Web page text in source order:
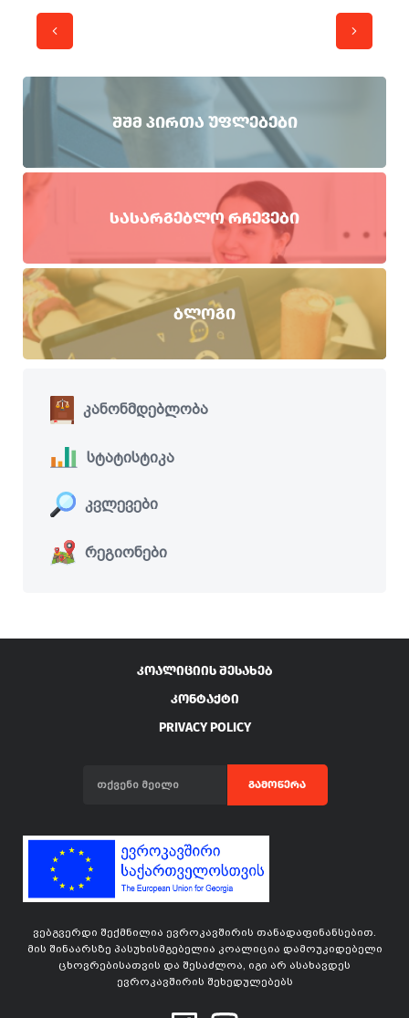
ᲨᲨᲛ ᲞᲘᲠᲗᲐ ᲣᲤᲚᲔᲑᲔᲑᲘ
ᲡᲐᲡᲐᲠᲒᲔᲑᲚᲝ ᲠᲩᲔᲕᲔᲑᲘ
ᲑᲚᲝᲒᲘ
კანონმდებლობა
სტატისტიკა
კვლევები
რეგიონები
ᲙᲝᲐᲚᲘᲪᲘᲘᲡ ᲨᲔᲡᲐᲮᲔᲑ
ᲙᲝᲜᲢᲐᲥᲢᲘ
PRIVACY POLICY
ᲒᲐᲛᲝᲬᲔᲠᲐ
ვებგვერდი შექმნილია ევროკავშირის თანადაფინანსებით.
მის შინაარსზე პასუხისმგებელია კოალიცია დამოუკიდებელი
ცხოვრებისათვის და შესაძლოა, იგი არ ასახავდეს
ევროკავშირის შეხედულებებს